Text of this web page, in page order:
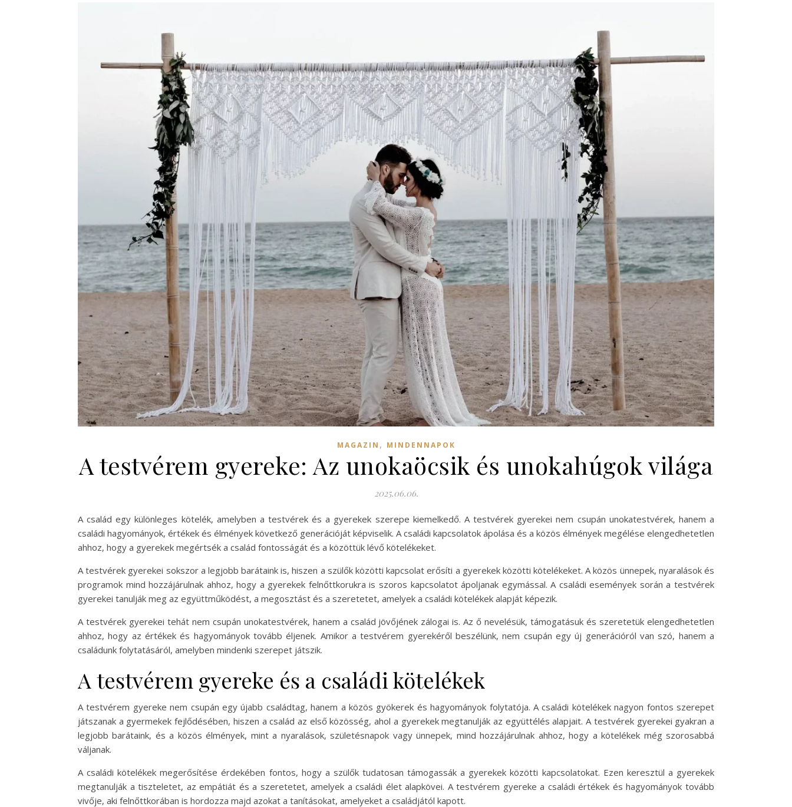
MAGAZIN , MINDENNAPOK
A testvérem gyereke: Az unokaöcsik és unokahúgok világa
2025.06.06.
A család egy különleges kötelék, amelyben a testvérek és a gyerekek szerepe kiemelkedő. A testvérek gyerekei nem csupán unokatestvérek, hanem a
családi hagyományok, értékek és élmények következő generációját képviselik. A családi kapcsolatok ápolása és a közös élmények megélése elengedhetetlen
ahhoz, hogy a gyerekek megértsék a család fontosságát és a közöttük lévő kötelékeket.
A testvérek gyerekei sokszor a legjobb barátaink is, hiszen a szülők közötti kapcsolat erősíti a gyerekek közötti kötelékeket. A közös ünnepek, nyaralások és
programok mind hozzájárulnak ahhoz, hogy a gyerekek felnőttkorukra is szoros kapcsolatot ápoljanak egymással. A családi események során a testvérek
gyerekei tanulják meg az együttműködést, a megosztást és a szeretetet, amelyek a családi kötelékek alapját képezik.
A testvérek gyerekei tehát nem csupán unokatestvérek, hanem a család jövőjének zálogai is. Az ő nevelésük, támogatásuk és szeretetük elengedhetetlen
ahhoz, hogy az értékek és hagyományok tovább éljenek. Amikor a testvérem gyerekéről beszélünk, nem csupán egy új generációról van szó, hanem a
családunk folytatásáról, amelyben mindenki szerepet játszik.
A testvérem gyereke és a családi kötelékek
A testvérem gyereke nem csupán egy újabb családtag, hanem a közös gyökerek és hagyományok folytatója. A családi kötelékek nagyon fontos szerepet
játszanak a gyermekek fejlődésében, hiszen a család az első közösség, ahol a gyerekek megtanulják az együttélés alapjait. A testvérek gyerekei gyakran a
legjobb barátaink, és a közös élmények, mint a nyaralások, születésnapok vagy ünnepek, mind hozzájárulnak ahhoz, hogy a kötelékek még szorosabbá
váljanak.
A családi kötelékek megerősítése érdekében fontos, hogy a szülők tudatosan támogassák a gyerekek közötti kapcsolatokat. Ezen keresztül a gyerekek
megtanulják a tiszteletet, az empátiát és a szeretetet, amelyek a családi élet alapkövei. A testvérem gyereke a családi értékek és hagyományok tovább
vivője, aki felnőttkorában is hordozza majd azokat a tanításokat, amelyeket a családjától kapott.